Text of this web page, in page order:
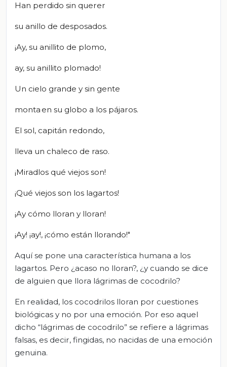
Han perdido sin querer
su anillo de desposados.
¡Ay, su anillito de plomo,
ay, su anillito plomado!
Un cielo grande y sin gente
monta en su globo a los pájaros.
El sol, capitán redondo,
lleva un chaleco de raso.
¡Miradlos qué viejos son!
¡Qué viejos son los lagartos!
¡Ay cómo lloran y lloran!
¡Ay! ¡ay!, ¡cómo están llorando!"
Aquí se pone una característica humana a los
lagartos. Pero ¿acaso no lloran?, ¿y cuando se dice
de alguien que llora lágrimas de cocodrilo?
En realidad, los cocodrilos lloran por cuestiones
biológicas y no por una emoción. Por eso aquel
dicho “lágrimas de cocodrilo” se refiere a lágrimas
falsas, es decir, fingidas, no nacidas de una emoción
genuina.